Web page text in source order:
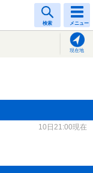
検索 メニュー
現在地
10日21:00現在